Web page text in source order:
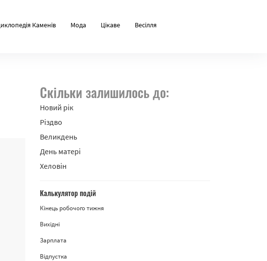
Каменів Мода Цікаве Весілля
Скільки залишилось до:
Новий рік
Різдво
Великдень
День матері
Хеловін
Калькулятор подій
Кінець робочого тижня
Вихідні
Зарплата
Відпустка